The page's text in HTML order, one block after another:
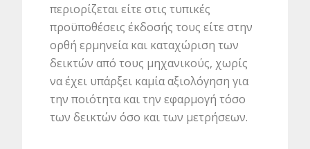
περιορίζεται είτε στις τυπικές
προϋποθέσεις έκδοσής τους είτε στην
ορθή ερμηνεία και καταχώριση των
δεικτών από τους μηχανικούς, χωρίς
να έχει υπάρξει καμία αξιολόγηση για
την ποιότητα και την εφαρμογή τόσο
των δεικτών όσο και των μετρήσεων.